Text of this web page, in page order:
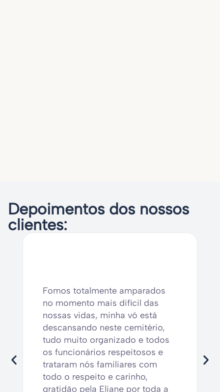
Depoimentos dos nossos
clientes:
Fomos totalmente amparados
no momento mais difícil das
nossas vidas, minha vó está
descansando neste cemitério,
tudo muito organizado e todos
os funcionários respeitosos e
trataram nós familiares com
todo o respeito e carinho,
gratidão pela Eliane por toda a